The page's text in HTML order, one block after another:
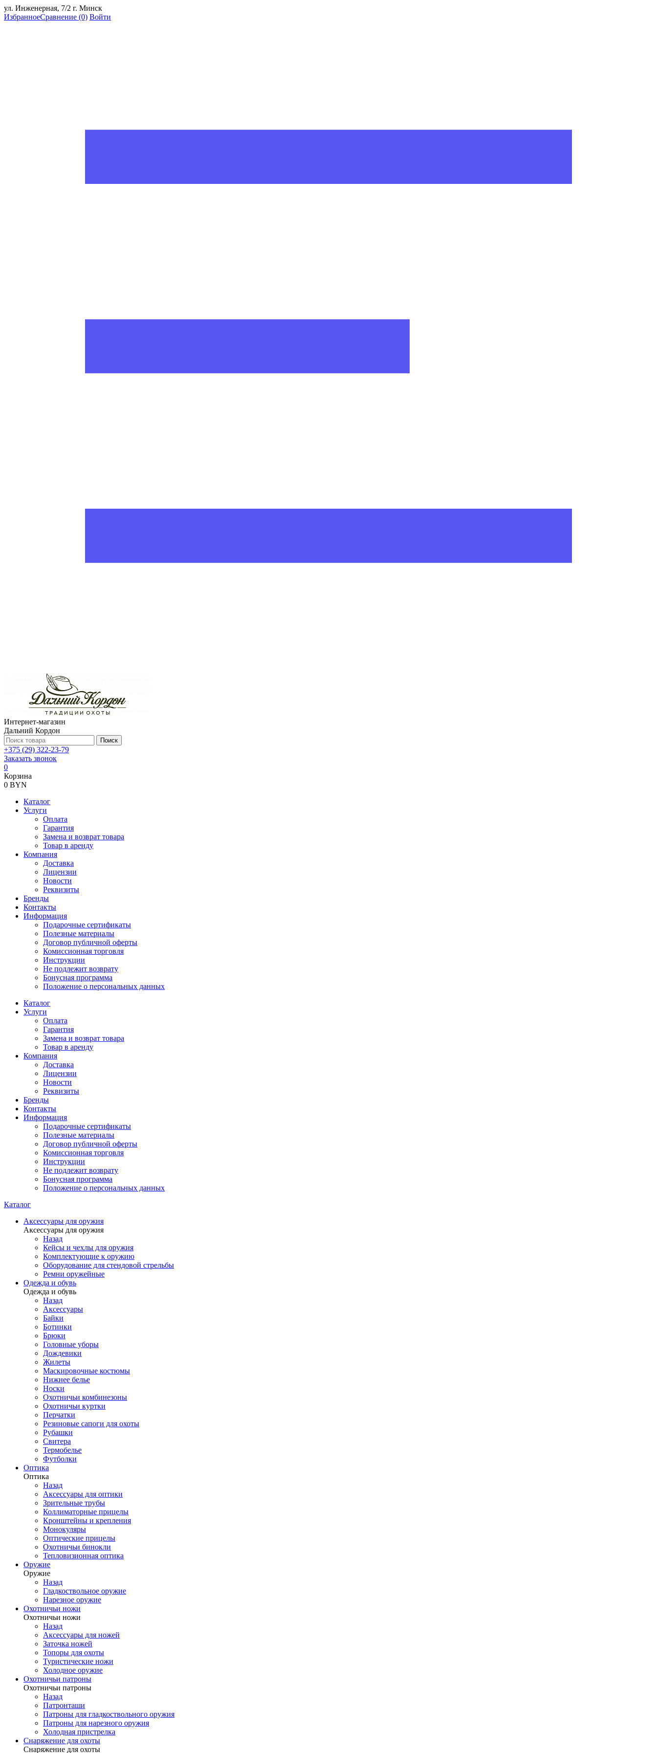
ул. Инженерная, 7/2 г. Минск
ИзбранноеСравнение (0) Войти
Интернет-магазин
Дальний Кордон
Поиск
+375 (29) 322-23-79
Заказать звонок
0
Корзина
0 BYN
Каталог
Услуги
Оплата
Гарантия
Замена и возврат товара
Товар в аренду
Компания
Доставка
Лицензии
Новости
Реквизиты
Бренды
Контакты
Информация
Подарочные сертификаты
Полезные материалы
Договор публичной оферты
Комиссионная торговля
Инструкции
Не подлежит возврату
Бонусная программа
Положение о персональных данных
Каталог
Услуги
Оплата
Гарантия
Замена и возврат товара
Товар в аренду
Компания
Доставка
Лицензии
Новости
Реквизиты
Бренды
Контакты
Информация
Подарочные сертификаты
Полезные материалы
Договор публичной оферты
Комиссионная торговля
Инструкции
Не подлежит возврату
Бонусная программа
Положение о персональных данных
Каталог
Аксессуары для оружия
Аксессуары для оружия
Назад
Кейсы и чехлы для оружия
Комплектующие к оружию
Оборудование для стендовой стрельбы
Ремни оружейные
Одежда и обувь
Одежда и обувь
Назад
Аксессуары
Байки
Ботинки
Брюки
Головные уборы
Дождевики
Жилеты
Маскировочные костюмы
Нижнее белье
Носки
Охотничьи комбинезоны
Охотничьи куртки
Перчатки
Резиновые сапоги для охоты
Рубашки
Свитера
Термобелье
Футболки
Оптика
Оптика
Назад
Аксессуары для оптики
Зрительные трубы
Коллиматорные прицелы
Кронштейны и крепления
Монокуляры
Оптические прицелы
Охотничьи бинокли
Тепловизионная оптика
Оружие
Оружие
Назад
Гладкоствольное оружие
Нарезное оружие
Охотничьи ножи
Охотничьи ножи
Назад
Аксессуары для ножей
Заточка ножей
Топоры для охоты
Туристические ножи
Холодное оружие
Охотничьи патроны
Охотничьи патроны
Назад
Патронташи
Патроны для гладкоствольного оружия
Патроны для нарезного оружия
Холодная пристрелка
Снаряжение для охоты
Снаряжение для охоты